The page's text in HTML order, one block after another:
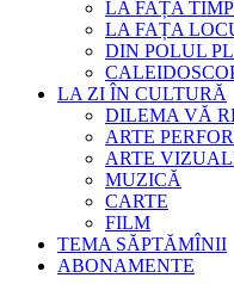
LA FAȚA
LA FAȚA
DIN POLUL
LA ZI ÎN CULTURĂ
DILEMA VĂ
ARTE
ARTE
MUZICĂ
CARTE
FILM
TEMA SĂPTĂMÎNII
ABONAMENTE